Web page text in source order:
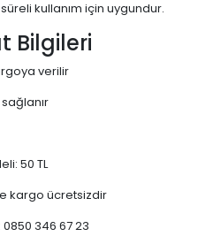
kullanım için uygundur.
Bilgileri
verilir
50 TL
kargo ücretsizdir
346 67 23